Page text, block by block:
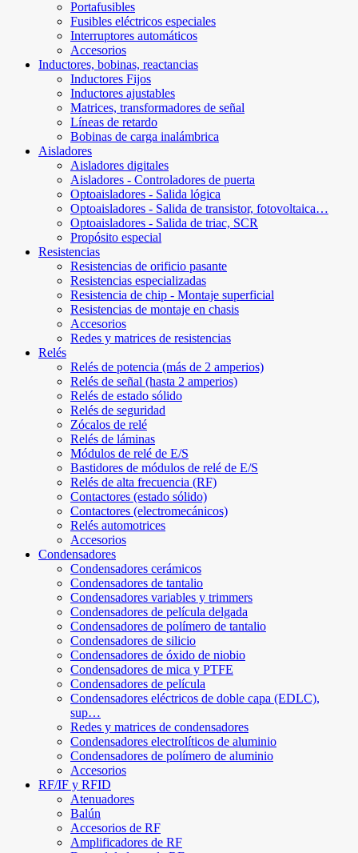
Portafusibles
Fusibles eléctricos especiales
Interruptores automáticos
Accesorios
Inductores, bobinas, reactancias
Inductores Fijos
Inductores ajustables
Matrices, transformadores de señal
Líneas de retardo
Bobinas de carga inalámbrica
Aisladores
Aisladores digitales
Aisladores - Controladores de puerta
Optoaisladores - Salida lógica
Optoaisladores - Salida de transistor, fotovoltaica…
Optoaisladores - Salida de triac, SCR
Propósito especial
Resistencias
Resistencias de orificio pasante
Resistencias especializadas
Resistencia de chip - Montaje superficial
Resistencias de montaje en chasis
Accesorios
Redes y matrices de resistencias
Relés
Relés de potencia (más de 2 amperios)
Relés de señal (hasta 2 amperios)
Relés de estado sólido
Relés de seguridad
Zócalos de relé
Relés de láminas
Módulos de relé de E/S
Bastidores de módulos de relé de E/S
Relés de alta frecuencia (RF)
Contactores (estado sólido)
Contactores (electromecánicos)
Relés automotrices
Accesorios
Condensadores
Condensadores cerámicos
Condensadores de tantalio
Condensadores variables y trimmers
Condensadores de película delgada
Condensadores de polímero de tantalio
Condensadores de silicio
Condensadores de óxido de niobio
Condensadores de mica y PTFE
Condensadores de película
Condensadores eléctricos de doble capa (EDLC),
sup…
Redes y matrices de condensadores
Condensadores electrolíticos de aluminio
Condensadores de polímero de aluminio
Accesorios
RF/IF y RFID
Atenuadores
Balún
Accesorios de RF
Amplificadores de RF